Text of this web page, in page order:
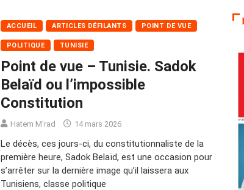
ACCUEIL ARTICLES DÉFILANTS POINT DE VUE
POLITIQUE TUNISIE
Point de vue – Tunisie. Sadok
Belaïd ou l’impossible
Constitution
Hatem M'rad 14 mars 2026
Le décès, ces jours-ci, du constitutionnaliste de la
première heure, Sadok Belaïd, est une occasion pour
s’arrêter sur la dernière image qu’il laissera aux
Tunisiens, classe politique